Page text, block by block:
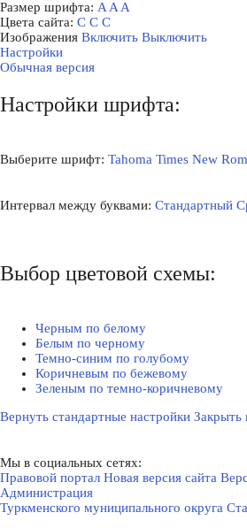
Размер шрифта: A A A
Цвета сайта: С С С
Изображения Включить Выключить
Настройки
Обычная версия
Настройки шрифта:
Выберите шрифт: Tahoma Times New
Интервал между буквами: Стандартный
Выбор цветовой схемы:
Черным по белому
Белым по черному
Темно-синим по голубому
Коричневым по бежевому
Зеленым по темно-коричневому
Вернуть стандартные настройки Закрыть
Мы в социальных сетях:
Правовой портал Новая версия сайта
Администрация
Туркменского муниципального округа